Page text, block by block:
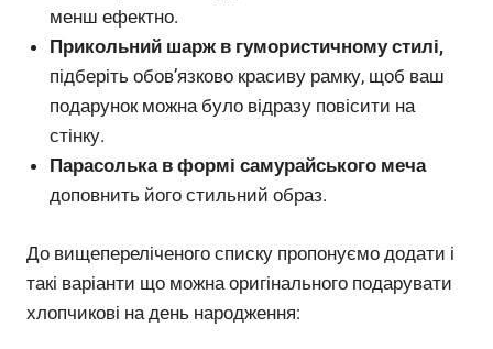
менш ефектно.
Прикольний шарж в гумористичному стилі,
підберіть обов’язково красиву рамку, щоб ваш
подарунок можна було відразу повісити на
стінку.
Парасолька в формі самурайського меча
доповнить його стильний образ.
До вищепереліченого списку пропонуємо додати і
такі варіанти що можна оригінального подарувати
хлопчикові на день народження: